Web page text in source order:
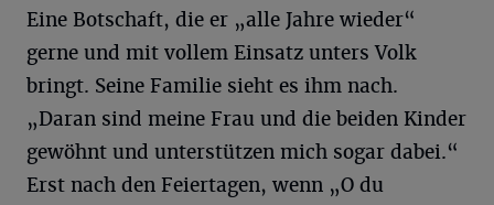
Eine Botschaft, die er „alle Jahre wieder“
gerne und mit vollem Einsatz unters Volk
bringt. Seine Familie sieht es ihm nach.
„Daran sind meine Frau und die beiden Kinder
gewöhnt und unterstützen mich sogar dabei.“
Erst nach den Feiertagen, wenn „O du